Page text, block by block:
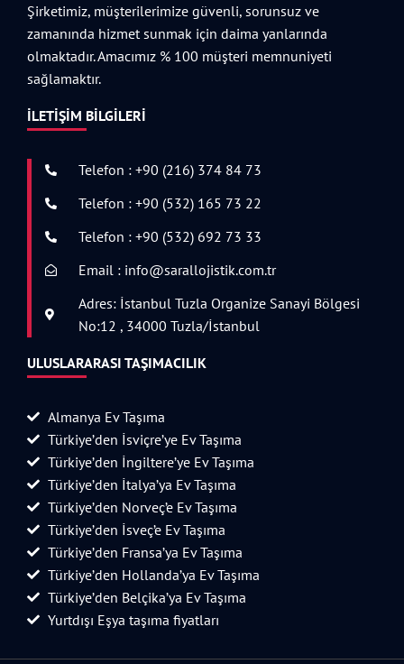
Şirketimiz, müşterilerimize güvenli, sorunsuz ve
zamanında hizmet sunmak için daima yanlarında
olmaktadır. Amacımız % 100 müşteri memnuniyeti
sağlamaktır.
İLETIŞIM BILGILERI
Telefon : +90 (216) 374 84 73
Telefon : +90 (532) 165 73 22
Telefon : +90 (532) 692 73 33
Email : info@sarallojistik.com.tr
Adres: İstanbul Tuzla Organize Sanayi Bölgesi
No:12 , 34000 Tuzla/İstanbul
ULUSLARARASI TAŞIMACILIK
Almanya Ev Taşıma
Türkiye’den İsviçre’ye Ev Taşıma
Türkiye’den İngiltere’ye Ev Taşıma
Türkiye’den İtalya’ya Ev Taşıma
Türkiye’den Norveç’e Ev Taşıma
Türkiye’den İsveç’e Ev Taşıma
Türkiye’den Fransa’ya Ev Taşıma
Türkiye’den Hollanda’ya Ev Taşıma
Türkiye’den Belçika’ya Ev Taşıma
Yurtdışı Eşya taşıma fiyatları